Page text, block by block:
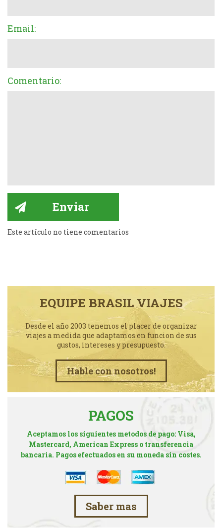
Email:
Comentario:
Este artículo no tiene comentarios
EQUIPE BRASIL VIAJES
Desde el año 2003 tenemos el placer de organizar
viajes a medida que adaptamos en funcion de sus
gustos, intereses y presupuesto.
Hable con nosotros!
PAGOS
Aceptamos los siguientes metodos de pago: Visa,
Mastercard, American Express o transferencia
bancaria. Pagos efectuados en su moneda sin costes.
Saber mas